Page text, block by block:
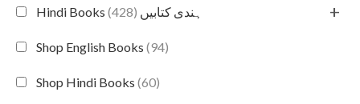
Hindi Books ہندی کتابیں (428) +
Shop English Books (94)
Shop Hindi Books (60)